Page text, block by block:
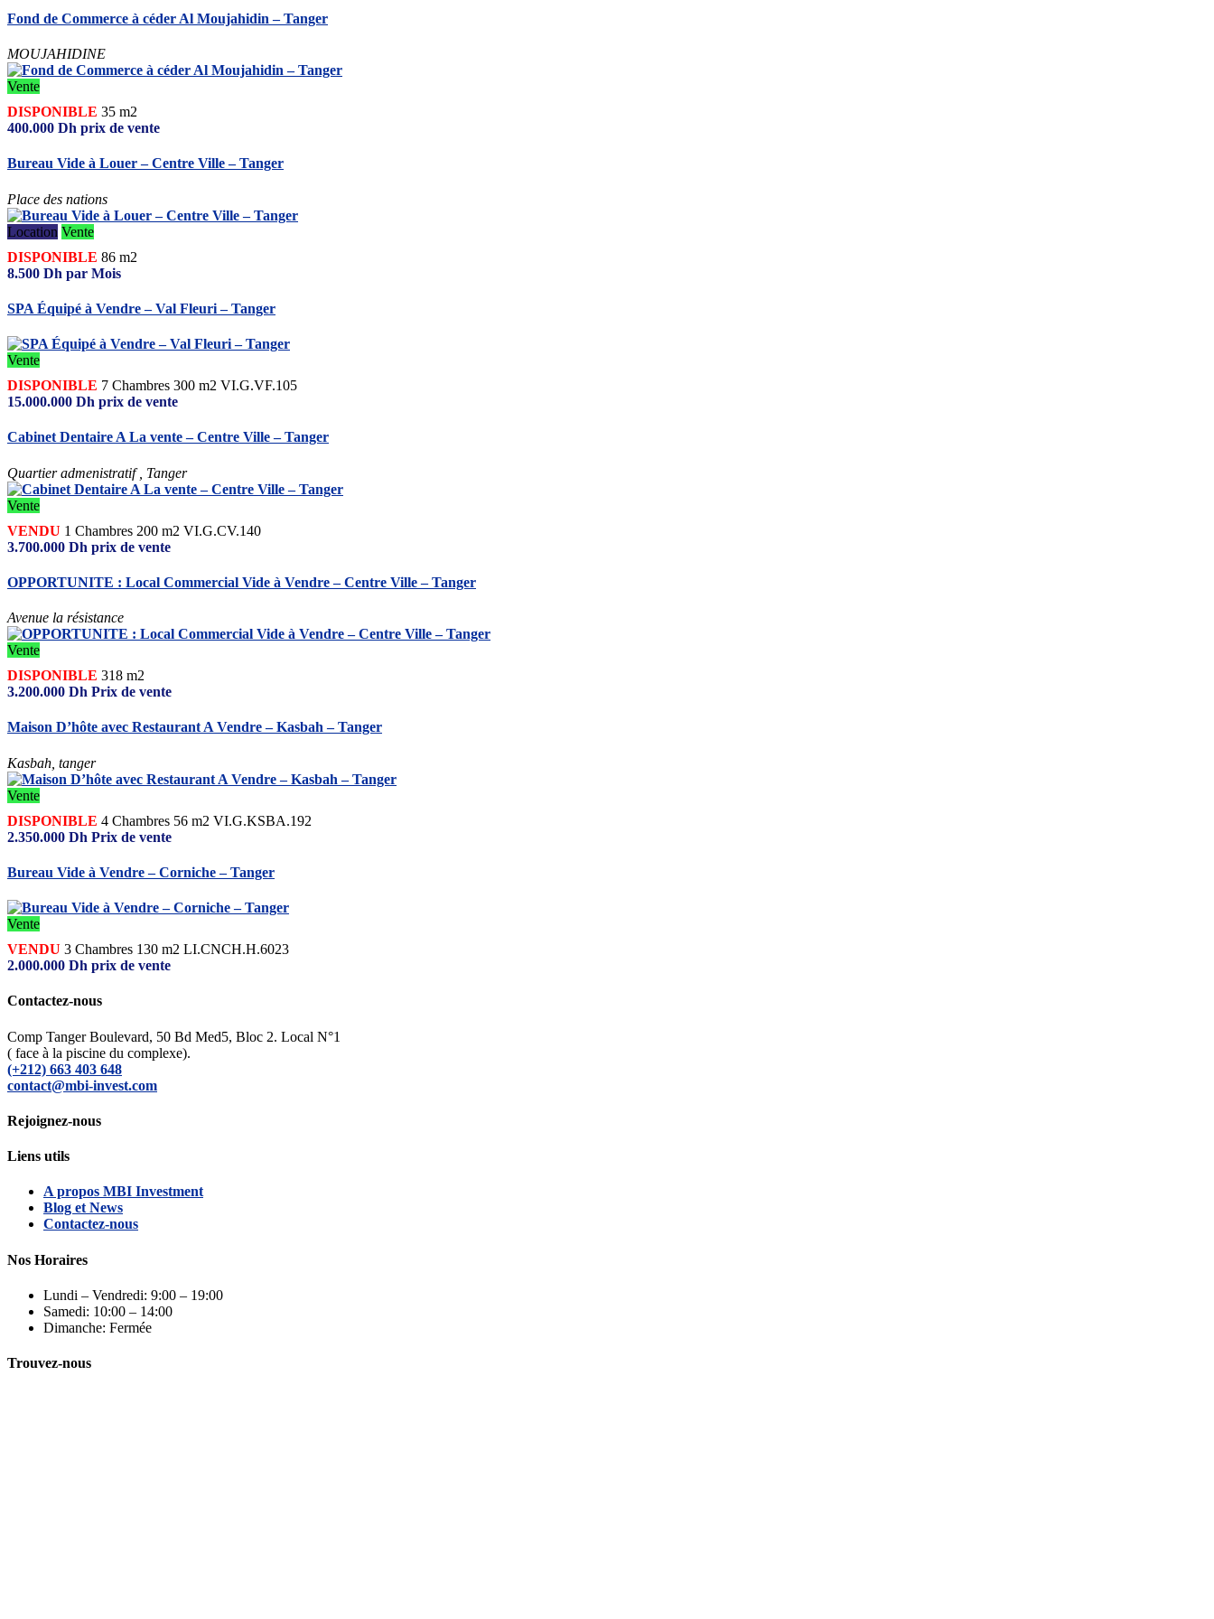
Fond de Commerce à céder Al Moujahidin – Tanger
MOUJAHIDINE
Vente
DISPONIBLE 35 m2
400.000 Dh prix de vente
Bureau Vide à Louer – Centre Ville – Tanger
Place des nations
Location Vente
DISPONIBLE 86 m2
8.500 Dh par Mois
SPA Équipé à Vendre – Val Fleuri – Tanger
Vente
DISPONIBLE 7 Chambres 300 m2 VI.G.VF.105
15.000.000 Dh prix de vente
Cabinet Dentaire A La vente – Centre Ville – Tanger
Quartier admenistratif , Tanger
Vente
VENDU 1 Chambres 200 m2 VI.G.CV.140
3.700.000 Dh prix de vente
OPPORTUNITE : Local Commercial Vide à Vendre – Centre Ville – Tanger
Avenue la résistance
Vente
DISPONIBLE 318 m2
3.200.000 Dh Prix de vente
Maison D’hôte avec Restaurant A Vendre – Kasbah – Tanger
Kasbah, tanger
Vente
DISPONIBLE 4 Chambres 56 m2 VI.G.KSBA.192
2.350.000 Dh Prix de vente
Bureau Vide à Vendre – Corniche – Tanger
Vente
VENDU 3 Chambres 130 m2 LI.CNCH.H.6023
2.000.000 Dh prix de vente
Contactez-nous
Comp Tanger Boulevard, 50 Bd Med5, Bloc 2. Local N°1
( face à la piscine du complexe).
(+212) 663 403 648
contact@mbi-invest.com
Rejoignez-nous
Liens utils
A propos MBI Investment
Blog et News
Contactez-nous
Nos Horaires
Lundi – Vendredi: 9:00 – 19:00
Samedi: 10:00 – 14:00
Dimanche: Fermée
Trouvez-nous